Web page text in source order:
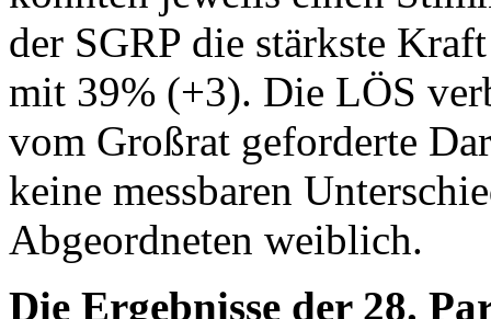
der SGRP die stärkste
mit 39% (+3). Die LÖS
vom Großrat geforderte
keine messbaren
Abgeordneten weiblich.
Die Ergebnisse der 28.